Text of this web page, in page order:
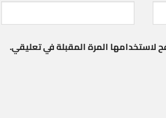
لاستخدامها المرة المقبلة في تعليقي.